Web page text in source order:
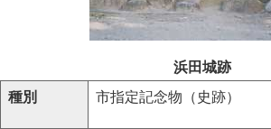
浜田城跡
種別
市指定記念物（史跡）